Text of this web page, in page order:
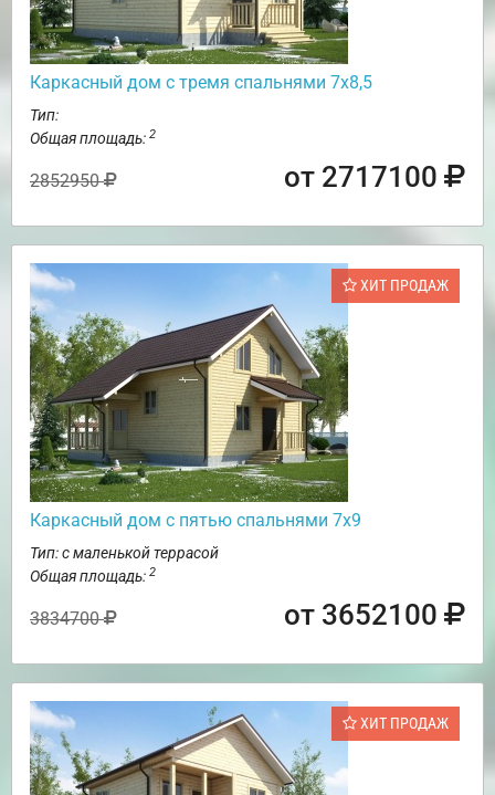
Каркасный дом с тремя спальнями 7х8,5
Тип:
Общая площадь: 2
2852950 от 2717100
ХИТ ПРОДАЖ
Каркасный дом с пятью спальнями 7х9
Тип: с маленькой террасой
Общая площадь: 2
3834700 от 3652100
ХИТ ПРОДАЖ